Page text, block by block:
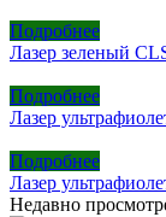
Подробнее
Лазер зеленый
Подробнее
Лазер
Подробнее
Лазер
Недавно